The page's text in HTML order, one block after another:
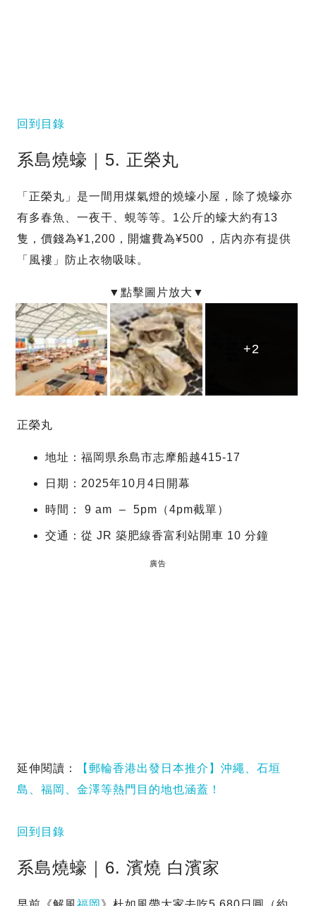
回到目錄
系島燒蠔｜5. 正榮丸
「正榮丸」是一間用煤氣燈的燒蠔小屋，除了燒蠔亦
有多春魚、一夜干、蜆等等。1公斤的蠔大約有13
隻，價錢為¥1,200，開爐費為¥500 ，店內亦有提供
「風褸」防止衣物吸味。
+2
+2
+2
正榮丸
地址：福岡県糸島市志摩船越415-17
日期：2025年10月4日開幕
時間： 9 am – 5pm（4pm截單）
交通：從 JR 築肥線香富利站開車 10 分鐘
廣告
延伸閱讀：
【郵輪香港出發日本推介】沖繩、石垣
島、福岡、金澤等熱門目的地也涵蓋！
回到目錄
系島燒蠔｜6. 濱燒 白濱家